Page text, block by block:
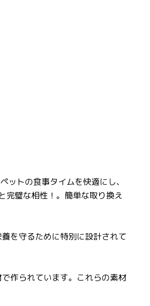
トの食事タイムを快適にし、
璧な相性！。簡単な取り換え
を守るために特別に設計されて
作られています。これらの素材